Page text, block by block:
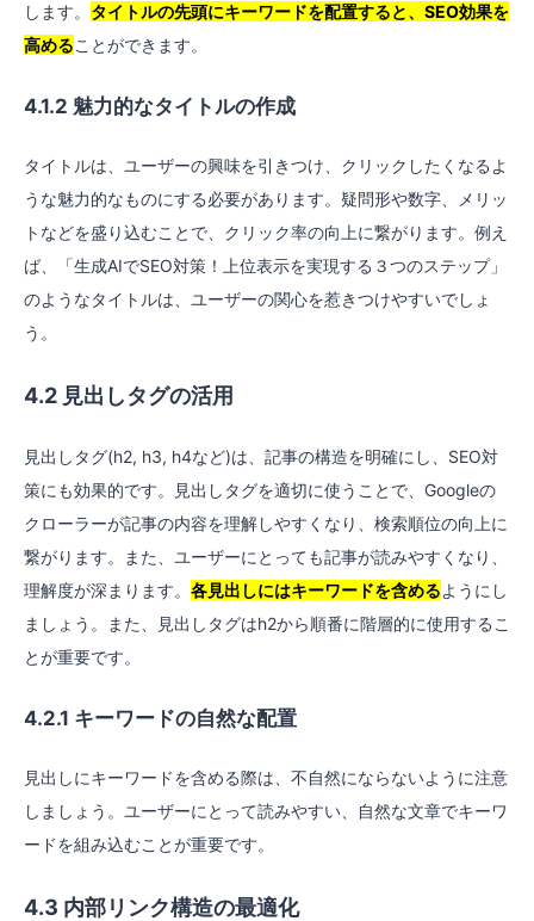
します。 タイトルの先頭にキーワードを配置すると、SEO効果を
高めることができます。
4.1.2 魅力的なタイトルの作成
タイトルは、ユーザーの興味を引きつけ、クリックしたくなるよ
うな魅力的なものにする必要があります。疑問形や数字、メリッ
トなどを盛り込むことで、クリック率の向上に繋がります。例え
ば、「生成AIでSEO対策！上位表示を実現する３つのステップ」
のようなタイトルは、ユーザーの関心を惹きつけやすいでしょ
う。
4.2 見出しタグの活用
見出しタグ(h2, h3, h4など)は、記事の構造を明確にし、SEO対
策にも効果的です。見出しタグを適切に使うことで、Googleの
クローラーが記事の内容を理解しやすくなり、検索順位の向上に
繋がります。また、ユーザーにとっても記事が読みやすくなり、
理解度が深まります。 各見出しにはキーワードを含めるようにし
ましょう。また、見出しタグはh2から順番に階層的に使用するこ
とが重要です。
4.2.1 キーワードの自然な配置
見出しにキーワードを含める際は、不自然にならないように注意
しましょう。ユーザーにとって読みやすい、自然な文章でキーワ
ードを組み込むことが重要です。
4.3 内部リンク構造の最適化